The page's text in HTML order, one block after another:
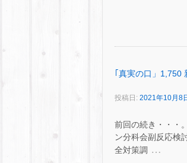
｢真実の口」1,750
投稿日: 2021年10月8
前回の続き・・・
ン分科会副反応検
全対策調 …